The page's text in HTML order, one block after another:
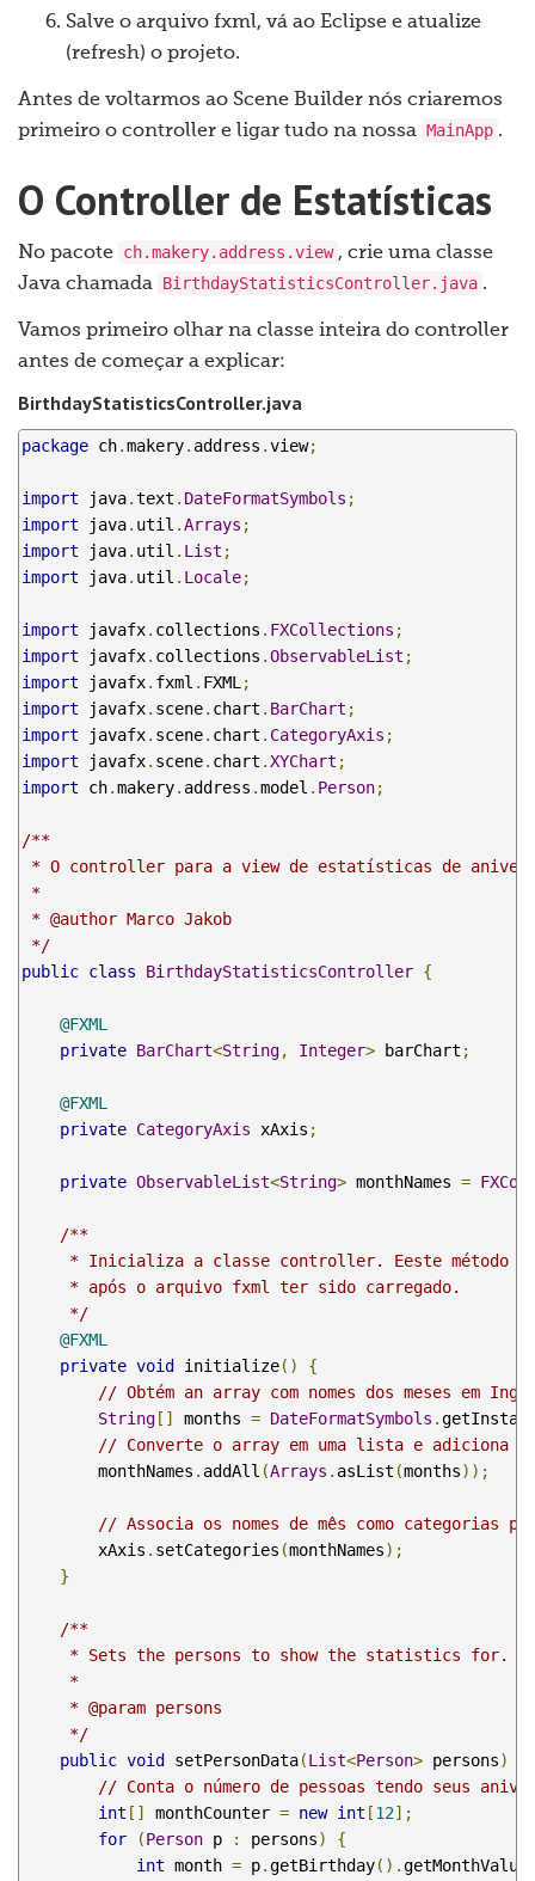
Salve o arquivo fxml, vá ao Eclipse e atualize
(refresh) o projeto.
Antes de voltarmos ao Scene Builder nós criaremos
primeiro o controller e ligar tudo na nossa MainApp .
O Controller de Estatísticas
No pacote ch.makery.address.view , crie uma classe
Java chamada BirthdayStatisticsController.java .
Vamos primeiro olhar na classe inteira do controller
antes de começar a explicar:
BirthdayStatisticsController.java
package ch.makery. address .view;
import java.text . DateFormatSymbols ;
import java. util .Arrays ;
import java. util . List ;
import java. util . Locale;
import javafx. collections . FXCollections ;
import javafx. collections .ObservableList ;
import javafx. fxml . FXML ;
import javafx. scene. chart . BarChart ;
import javafx. scene. chart . CategoryAxis ;
import javafx. scene. chart .XYChart ;
import ch.makery. address .model . Person;
/**
* O controller para a view de estatísticas de
*
* @author Marco Jakob
*/
public class BirthdayStatisticsController {
@FXML
private BarChart<String, Integer> barChart ;
@FXML
private CategoryAxis xAxis ;
private ObservableList<String> monthNames =
/**
* Inicializa a classe controller. Eeste método
     * após o arquivo fxml ter sido carregado.
     */
@FXML
private void initialize()
{
// Obtém an array com nomes dos meses em
String [] months = DateFormatSymbols .
// Converte o array em uma lista e adiciona
        monthNames
. addAll (Arrays . asList (months));
// Associa os nomes de mês como categorias
        xAxis
. setCategories (monthNames);
}
/**
     * Sets the persons to show the statistics for.
     *
     * @param persons
     */
public void setPersonData(List<Person> persons)
// Conta o número de pessoas tendo seus
int [] monthCounter = new int [12];
for
(Person p : persons)
{
int month = p.getBirthday().getMonthValue